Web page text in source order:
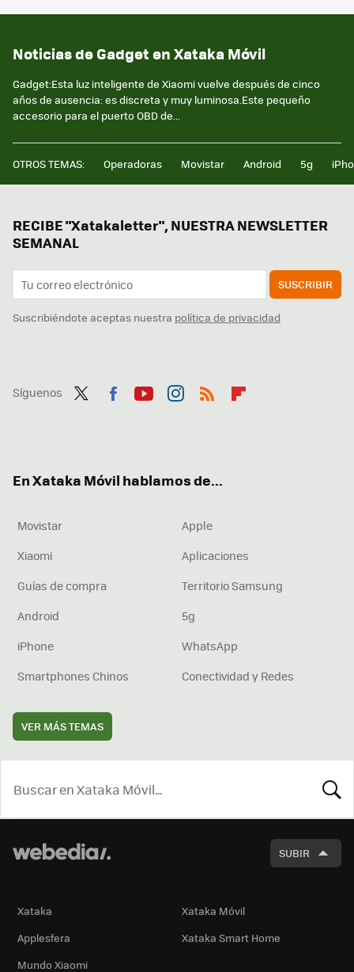
Noticias de Gadget en Xataka Móvil
Gadget:Esta luz inteligente de Xiaomi vuelve después de cinco
años de ausencia: es discreta y muy luminosa.Este pequeño
accesorio para el puerto OBD de...
OTROS TEMAS: Operadoras Movistar Android 5g
RECIBE "Xatakaletter", NUESTRA NEWSLETTER
SEMANAL
SUSCRIBIR
Suscribiéndote aceptas nuestra política de privacidad
Síguenos
En Xataka Móvil hablamos de...
Movistar
Apple
Xiaomi
Aplicaciones
Guías de compra
Territorio Samsung
Android
5g
iPhone
WhatsApp
Smartphones Chinos
Conectividad y Redes
VER MÁS TEMAS
SUBIR
Xataka
Xataka Móvil
Applesfera
Xataka Smart Home
Mundo Xiaomi